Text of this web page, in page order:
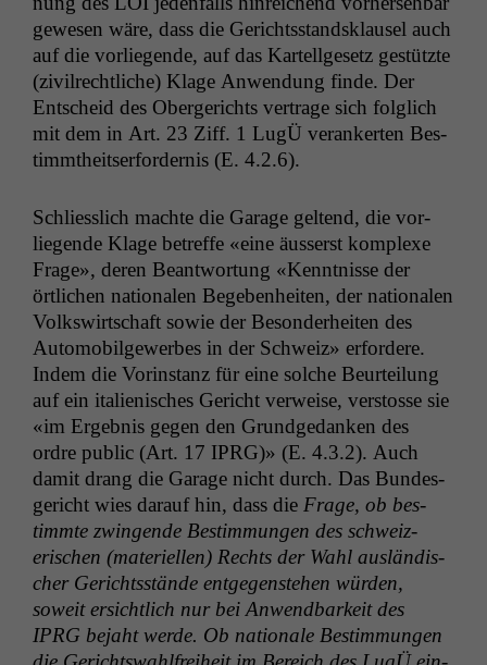
gewe­sen wäre, dass die Gerichts­stand­sklausel auch
auf die vor­liegende, auf das Kartellge­setz gestützte
(zivil­rechtliche) Klage Anwen­dung finde. Der
Entscheid des Oberg­erichts ver­trage sich fol­glich
mit dem in Art. 23 Ziff. 1 LugÜ ver­ankerten Bes­
timmtheit­ser­forder­nis (E. 4.2.6).
Schliesslich machte die Garage gel­tend, die vor­
liegende Klage betr­e­ffe «eine äusserst kom­plexe
Frage», deren Beant­wor­tung «Ken­nt­nisse der
örtlichen nationalen Begeben­heit­en, der nationalen
Volk­swirtschaft sowie der Beson­der­heit­en des
Auto­mo­bil­gewerbes in der Schweiz» erfordere.
Indem die Vorin­stanz für eine solche Beurteilung
auf ein ital­ienis­ches Gericht ver­weise, ver­stosse sie
«im Ergeb­nis gegen den Grundgedanken des
ordre pub­lic (Art. 17 IPRG)» (E. 4.3.2). Auch
damit drang die Garage nicht durch. Das Bun­des­
gericht wies darauf hin, dass die Frage, ob bes­
timmte zwin­gende Bes­tim­mungen des schweiz­
erischen (materiellen) Rechts der Wahl aus­ländis­
ch­er Gerichtsstände ent­ge­gen­ste­hen wür­den,
soweit ersichtlich nur bei Anwend­barkeit des
IPRG bejaht werde. Ob nationale Bes­tim­mungen